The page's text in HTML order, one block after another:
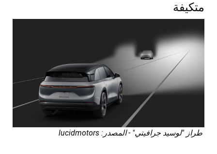
متكيفة
طراز "لوسيد جرافيتي" - المصدر: lucidmotors